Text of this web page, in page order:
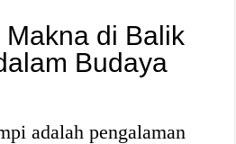
di Balik
Budaya
adalah pengalaman